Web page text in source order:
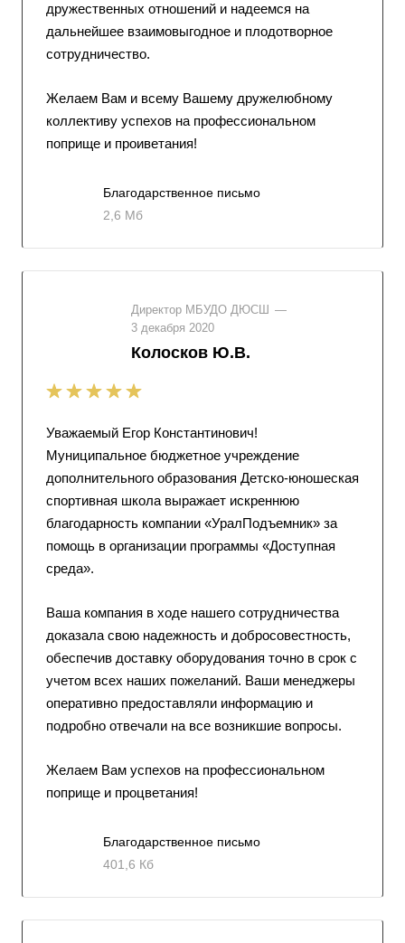
дружественных отношений и надеемся на
дальнейшее взаимовыгодное и плодотворное
сотрудничество.
Желаем Вам и всему Вашему дружелюбному
коллективу успехов на профессиональном
поприще и проиветания!
Благодарственное письмо
2,6 Мб
Директор МБУДО ДЮСШ —
3 декабря 2020
Колосков Ю.В.
Уважаемый Егор Константинович!
Муниципальное бюджетное учреждение
дополнительного образования Детско-юношеская
спортивная школа выражает искреннюю
благодарность компании «УралПодъемник» за
помощь в организации программы «Доступная
среда».
Ваша компания в ходе нашего сотрудничества
доказала свою надежность и добросовестность,
обеспечив доставку оборудования точно в срок с
учетом всех наших пожеланий. Ваши менеджеры
оперативно предоставляли информацию и
подробно отвечали на все возникшие вопросы.
Желаем Вам успехов на профессиональном
поприще и процветания!
Благодарственное письмо
401,6 Кб